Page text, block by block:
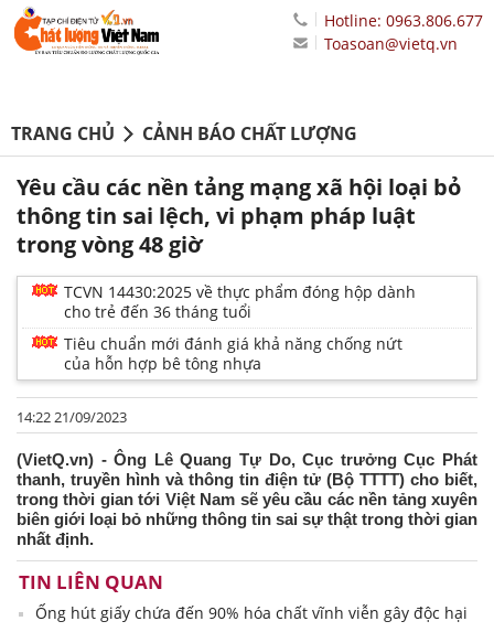
Hotline: 0963.806.677
Toasoan@vietq.vn
TRANG CHỦ CẢNH BÁO CHẤT LƯỢNG
Yêu cầu các nền tảng mạng xã hội loại bỏ
thông tin sai lệch, vi phạm pháp luật
trong vòng 48 giờ
TCVN 14430:2025 về thực phẩm đóng hộp dành
cho trẻ đến 36 tháng tuổi
Tiêu chuẩn mới đánh giá khả năng chống nứt
của hỗn hợp bê tông nhựa
14:22 21/09/2023
(VietQ.vn) - Ông Lê Quang Tự Do, Cục trưởng Cục Phát
thanh, truyền hình và thông tin điện tử (Bộ TTTT) cho biết,
trong thời gian tới Việt Nam sẽ yêu cầu các nền tảng xuyên
biên giới loại bỏ những thông tin sai sự thật trong thời gian
nhất định.
TIN LIÊN QUAN
Ống hút giấy chứa đến 90% hóa chất vĩnh viễn gây độc hại